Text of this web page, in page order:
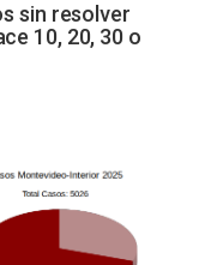
sin resolver
10, 20, 30 o